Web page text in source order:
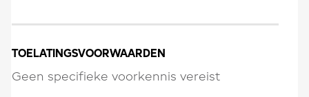
TOELATINGSVOORWAARDEN
Geen specifieke voorkennis vereist